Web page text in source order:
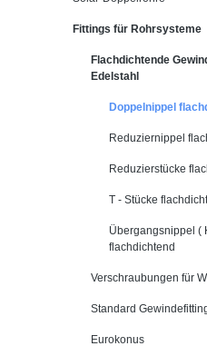
Fittings für Rohrsysteme
Flachdichtende
Edelstahl
Doppelnippel
Reduziernippel
Reduzierstücke
T - Stücke
Übergangsnippel (
flachdichtend
Verschraubungen für
Standard
Eurokonus